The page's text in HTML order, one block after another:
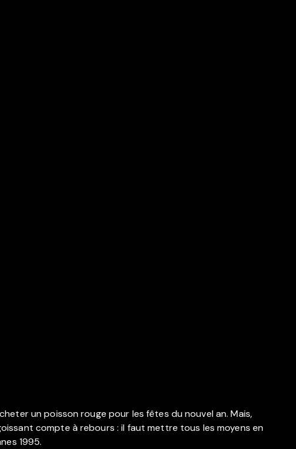
un poisson rouge pour les fêtes du nouvel an. Mais,
compte à rebours : il faut mettre tous les moyens en
1995.